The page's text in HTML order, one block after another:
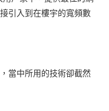
引入到在樓宇的寬頻數
當中所用的技術卻截然